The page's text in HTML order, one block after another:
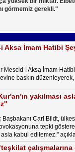
görmemiz gerekli."
Aksa İmam Hatibi
Mescid-i Aksa İmam
baskın
yakılması
Başbakanı Carl Bildt,
tepki
asla kabul edilemez."